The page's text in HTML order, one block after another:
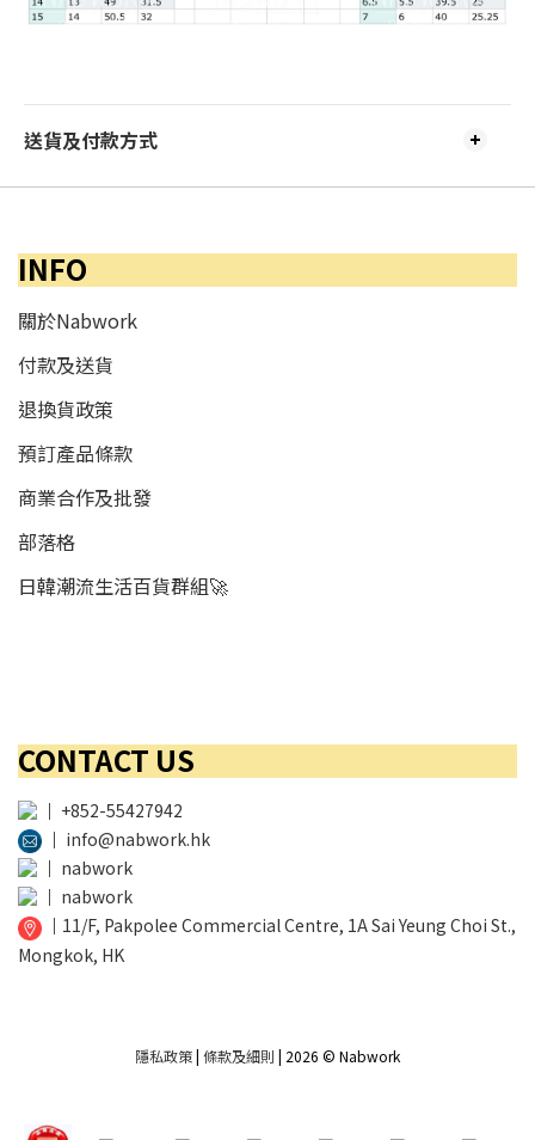
送貨及付款方式
INFO
關於Nabwork
付款及送貨
退換貨政策
預訂產品條款
商業合作及批發
部落格
日韓潮流生活百貨群組🚀
CONTACT US
│ +852-55427942
│ info@nabwork.hk
│ nabwork
│ nabwork
│ 11/F, Pakpolee Commercial Centre, 1A Sai Yeung Choi St.,
Mongkok, HK
隱私政策| 條款及細則 | 2026 © Nabwork